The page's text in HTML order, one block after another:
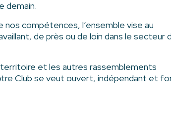
demain.
nos compétences, l’ensemble vise au
de près ou de loin dans le secteur
et les autres rassemblements
Club se veut ouvert, indépendant et